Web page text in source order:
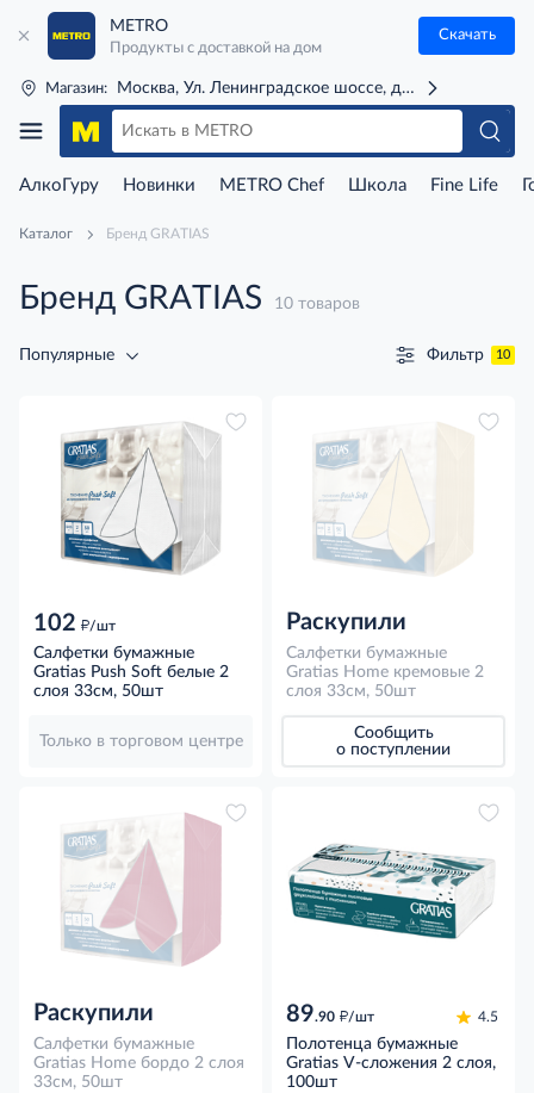
METRO
Продукты с доставкой на дом
Скачать
Магазин: Москва, Ул. Ленинградское шоссе, д. 71Г (м. Речной
АлкоГуру Новинки METRO Chef Школа Fine Life
Каталог Бренд GRATIAS
Бренд GRATIAS 10 товаров
Популярные Фильтр 10
102 д/шт
Салфетки бумажные
Gratias Push Soft белые 2
слоя 33см, 50шт
Только в торговом центре
Раскупили
Салфетки бумажные
Gratias Home кремовые 2
слоя 33см, 50шт
Сообщить
о поступлении
Раскупили
Салфетки бумажные
Gratias Home бордо 2 слоя
33см, 50шт
89.90 д/шт 4.5
Полотенца бумажные
Gratias V-сложения 2 слоя,
100шт